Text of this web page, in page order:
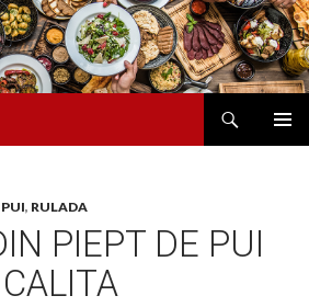
PUI, RULADA
PIEPT DE PUI